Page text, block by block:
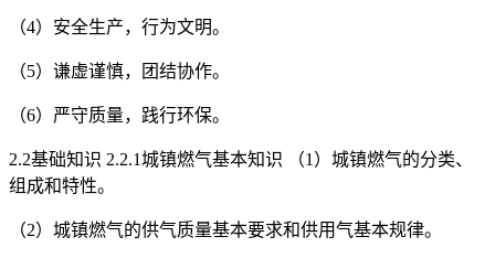
（4）安全生产，行为文明。
（5）谦虚谨慎，团结协作。
（6）严守质量，践行环保。
2.2基础知识 2.2.1城镇燃气基本知识 （1）城镇燃气的分类、
组成和特性。
（2）城镇燃气的供气质量基本要求和供用气基本规律。